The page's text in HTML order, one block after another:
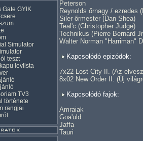
Gate GYIK
Simulator
teszt
levlista
TV3
története
rangjai
Peterson
Reynolds őrnagy / ezredes
Siler őrmester (Dan Shea)
Teal'c (Christopher Judge)
Technikus (Pierre Bernard
Walter Norman "Harriman"
Kapcsolódó epizódok:
7x22 Lost City II. (Az
8x02 New Order II. (Új
Kapcsolódó fajok:
Amraiak
Goa'uld
Jaffa
Tauri